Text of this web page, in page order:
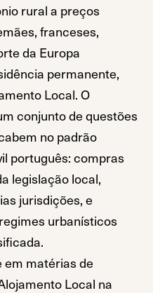
rural a preços
franceses,
da Europa
permanente,
Local. O
conjunto de questões
no padrão
português: compras
legislação local,
jurisdições, e
urbanísticos
em matérias de
Local na